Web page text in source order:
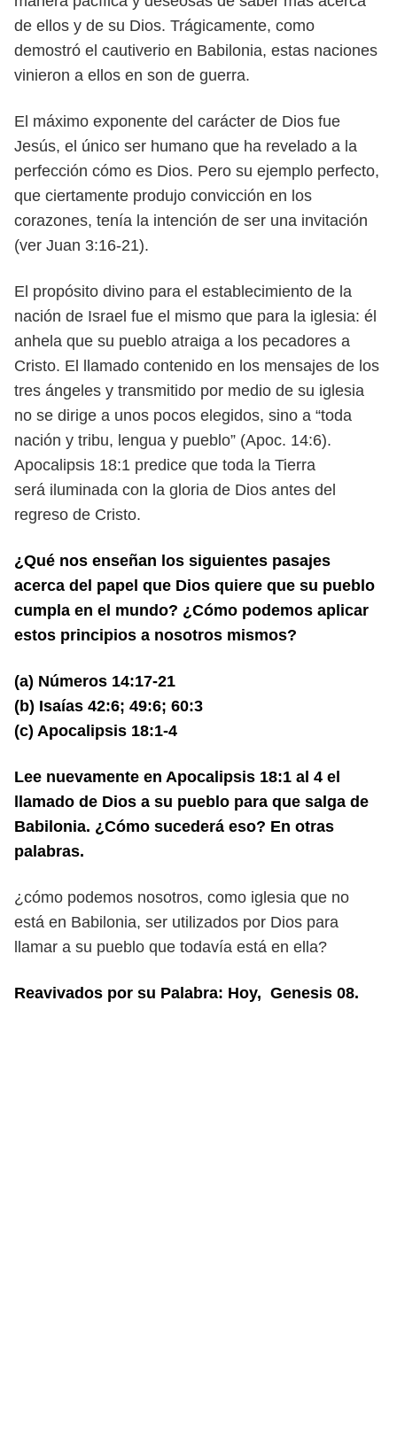
de ellos y de su Dios. Trágicamente, como
demostró el cautiverio en Babilonia, estas naciones
vinieron a ellos en son de guerra.
El máximo exponente del carácter de Dios fue
Jesús, el único ser humano que ha revelado a la
perfección cómo es Dios. Pero su ejemplo perfecto,
que ciertamente produjo convicción en los
corazones, tenía la intención de ser una invitación
(ver Juan 3:16-21).
El propósito divino para el establecimiento de la
nación de Israel fue el mismo que para la iglesia: él
anhela que su pueblo atraiga a los pecadores a
Cristo. El llamado contenido en los mensajes de los
tres ángeles y transmitido por medio de su iglesia
no se dirige a unos pocos elegidos, sino a “toda
nación y tribu, lengua y pueblo” (Apoc. 14:6).
Apocalipsis 18:1 predice que toda la Tierra
será iluminada con la gloria de Dios antes del
regreso de Cristo.
¿Qué nos enseñan los siguientes pasajes
acerca del papel que Dios quiere que su pueblo
cumpla en el mundo? ¿Cómo podemos aplicar
estos principios a nosotros mismos?
(a) Números 14:17-21
(b) Isaías 42:6; 49:6; 60:3
(c) Apocalipsis 18:1-4
Lee nuevamente en Apocalipsis 18:1 al 4 el
llamado de Dios a su pueblo para que salga de
Babilonia. ¿Cómo sucederá eso? En otras
palabras.
¿cómo podemos nosotros, como iglesia que no
está en Babilonia, ser utilizados por Dios para
llamar a su pueblo que todavía está en ella?
Reavivados por su Palabra: Hoy, Genesis 08.